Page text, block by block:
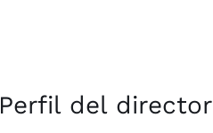
Perfil del director